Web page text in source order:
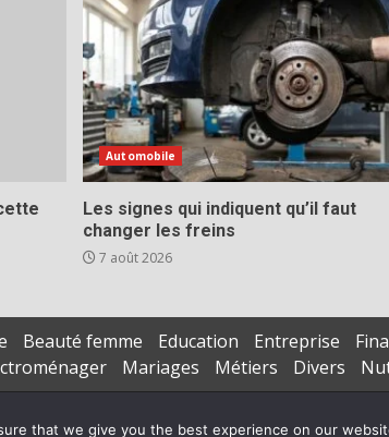
Automobile
Les signes qui indiquent qu’il faut
changer les freins
7 août 2026
Beauté femme Education Entreprise
Mariages Métiers Divers
that we give you the best experience on our